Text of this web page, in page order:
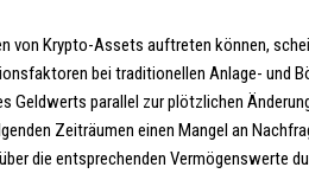
Krypto-Assets auftreten können,
bei traditionellen Anlage- und
parallel zur plötzlichen
Zeiträumen einen Mangel an
die entsprechenden Vermögenswerte